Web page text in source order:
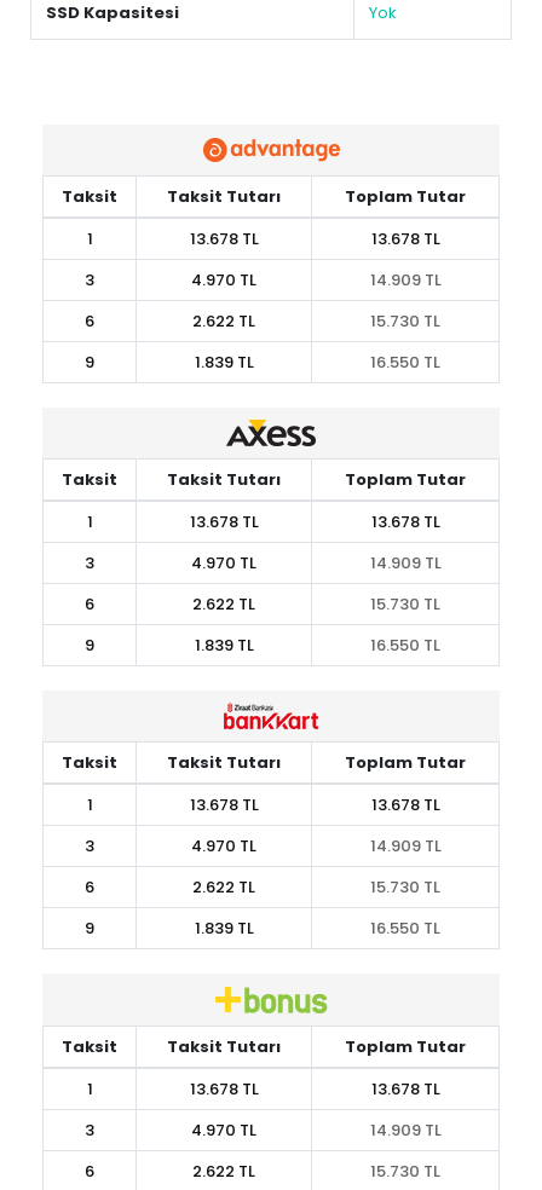
SSD Kapasitesi Yok
Taksit Taksit Tutarı
Toplam Tutar
1
13.678 TL
13.678 TL
3
4.970 TL
14.909 TL
6
2.622 TL
15.730 TL
9
1.839 TL 16.550 TL
Taksit Taksit Tutarı
Toplam Tutar
1
13.678 TL
13.678 TL
3
4.970 TL
14.909 TL
6
2.622 TL
15.730 TL
9
1.839 TL 16.550 TL
Taksit Taksit Tutarı
Toplam Tutar
1
13.678 TL
13.678 TL
3
4.970 TL
14.909 TL
6
2.622 TL
15.730 TL
9
1.839 TL 16.550 TL
Taksit Taksit Tutarı
Toplam Tutar
1
13.678 TL
13.678 TL
3
4.970 TL
14.909 TL
6
2.622 TL 15.730 TL